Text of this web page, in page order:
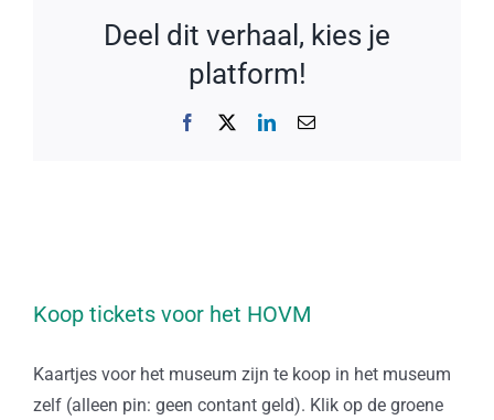
Deel dit verhaal, kies je
platform!
Facebook LinkedIn
E-
Koop tickets voor het HOVM
Kaartjes voor het museum zijn te koop in het museum
zelf (alleen pin: geen contant geld). Klik op de groene